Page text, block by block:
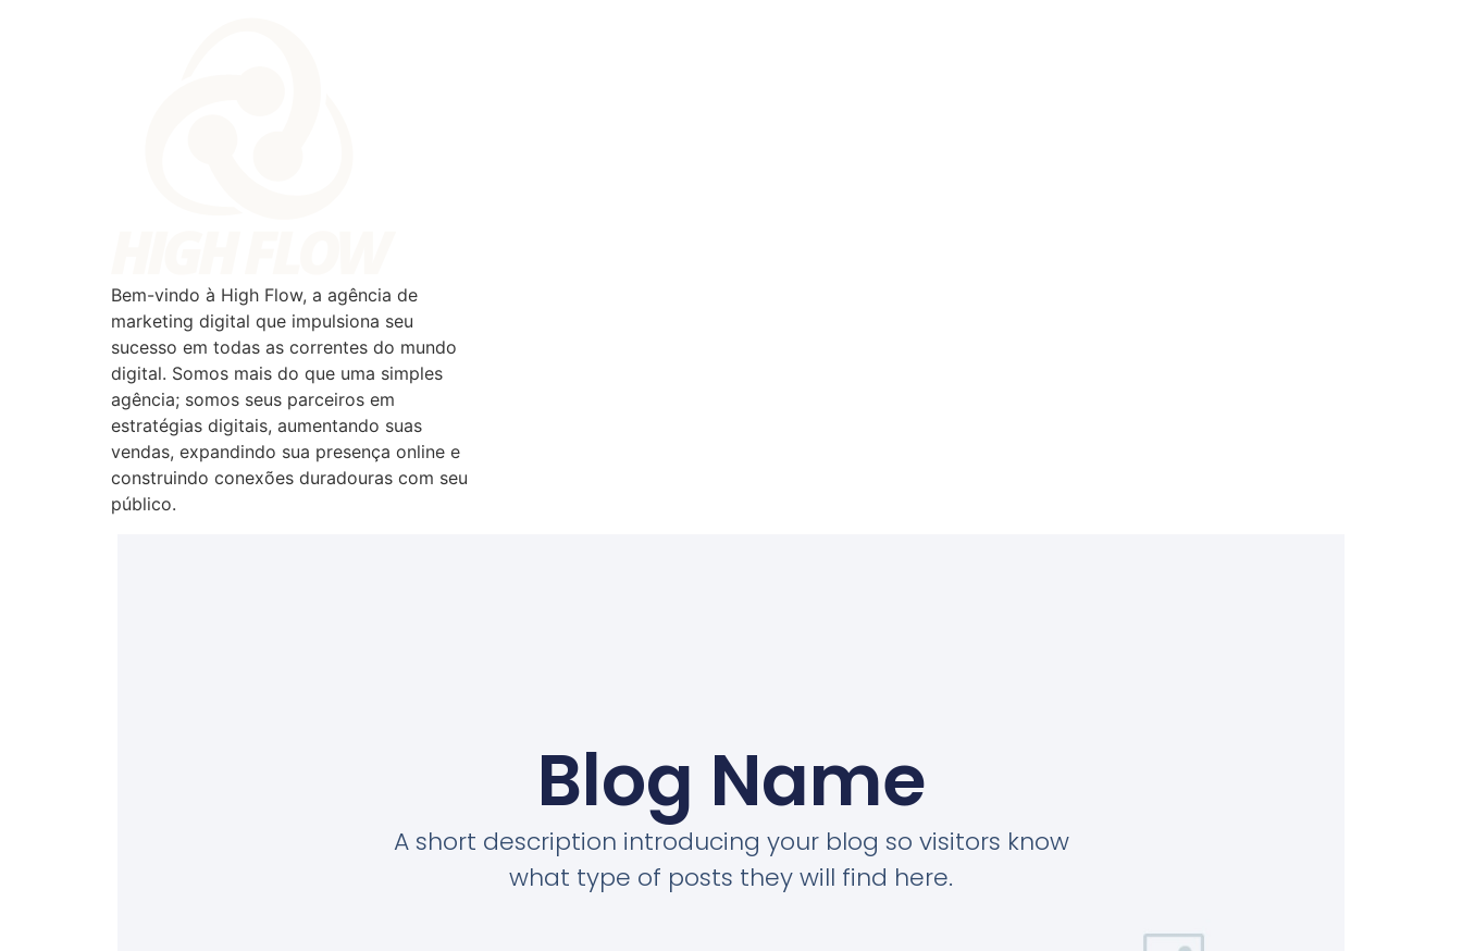
Bem-vindo à High Flow, a agência de
marketing digital que impulsiona seu
sucesso em todas as correntes do mundo
digital. Somos mais do que uma simples
agência; somos seus parceiros em
estratégias digitais, aumentando suas
vendas, expandindo sua presença online e
construindo conexões duradouras com seu
público.
Blog Name
A short description introducing your blog so visitors know
what type of posts they will find here.